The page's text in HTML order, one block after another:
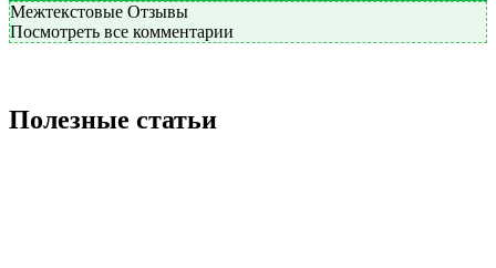
Межтекстовые Отзывы
Посмотреть все комментарии
Полезные статьи